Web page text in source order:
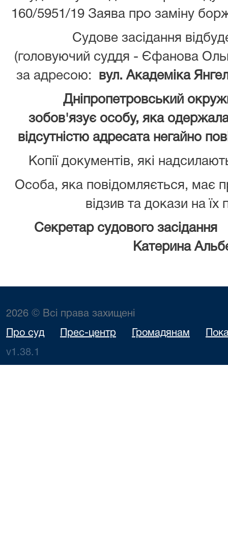
160/5951/19 Заява про заміну
Судове засідання
(головуючий суддя - Єфанова
за адресою:
вул. Академіка
Дніпропетровський
зобов'язує особу, яка
відсутністю адресата негайно
Копії документів, які
Особа, яка повідомляється, має
відзив та докази на їх
Секретар судового
Катерина
2026 © Всі права захищені
Про суд Прес-центр Громадянам
v1.38.1